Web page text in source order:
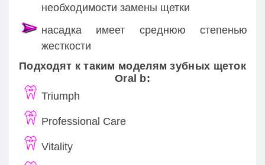
необходимости замены щетки
насадка имеет среднюю степенью
жесткости
Подходят к таким моделям зубных щеток
Oral b:
Triumph
Professional Care
Vitality